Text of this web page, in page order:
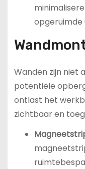
opgeruimde
Wanden zijn niet
potentiële
ontlast het
zichtbaar en